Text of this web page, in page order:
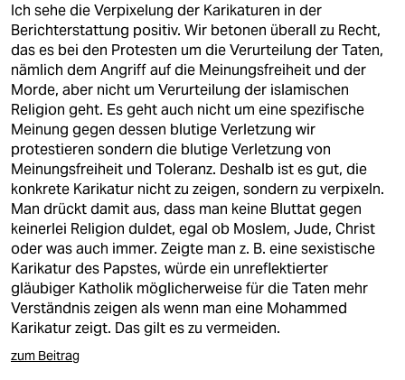
berlin
nord
wahrheit
verlag
verlag
veranstaltungen
shop
fragen & hilfe
unterstützen
abo
Ich sehe die Verpixelung der Karikaturen in der
Berichterstattung positiv. Wir betonen überall zu Recht,
das es bei den Protesten um die Verurteilung der Taten,
nämlich dem Angriff auf die Meinungsfreiheit und der
Morde, aber nicht um Verurteilung der islamischen
Religion geht. Es geht auch nicht um eine spezifische
Meinung gegen dessen blutige Verletzung wir
protestieren sondern die blutige Verletzung von
Meinungsfreiheit und Toleranz. Deshalb ist es gut, die
konkrete Karikatur nicht zu zeigen, sondern zu verpixeln.
Man drückt damit aus, dass man keine Bluttat gegen
keinerlei Religion duldet, egal ob Moslem, Jude, Christ
oder was auch immer. Zeigte man z. B. eine sexistische
Karikatur des Papstes, würde ein unreflektierter
gläubiger Katholik möglicherweise für die Taten mehr
Verständnis zeigen als wenn man eine Mohammed
Karikatur zeigt. Das gilt es zu vermeiden.
zum Beitrag